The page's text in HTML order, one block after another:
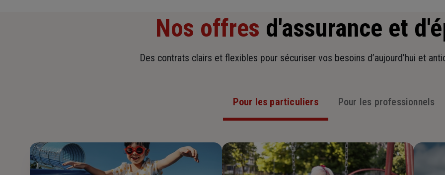
Nos offres d'assurance et
Des contrats clairs et flexibles pour sécuriser vos besoins d’aujourd’hui et
Pour les particuliers Pour les professionnels